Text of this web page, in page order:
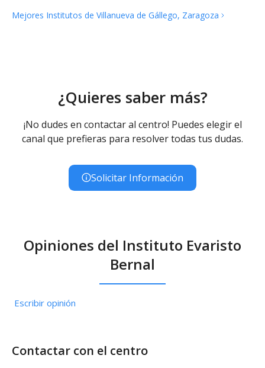
Mejores Institutos de Villanueva de Gállego, Zaragoza
¿Quieres saber más?
¡No dudes en contactar al centro! Puedes elegir el
canal que prefieras para resolver todas tus dudas.
Solicitar Información
Opiniones del Instituto Evaristo
Bernal
Escribir opinión
Contactar con el centro